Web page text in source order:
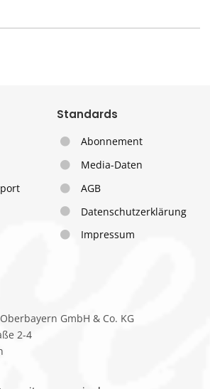
Standards
Abonnement
Media-Daten
AGB
Datenschutzerklärung
Impressum
GmbH & Co. KG
2-4